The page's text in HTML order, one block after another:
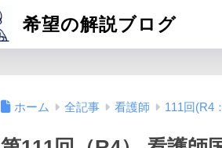
希望の解説ブログ
ホーム 全記事 看護師 111回(R4